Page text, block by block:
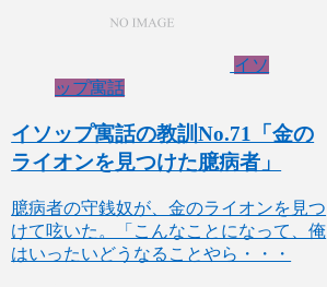
イソ
ップ寓話
イソップ寓話の教訓No.71「金の
ライオンを見つけた臆病者」
臆病者の守銭奴が、金のライオンを見つ
けて呟いた。「こんなことになって、俺
はいったいどうなることやら・・・